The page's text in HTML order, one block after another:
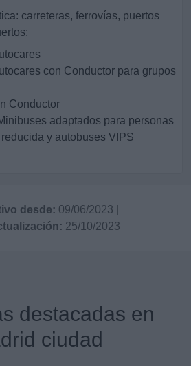
carreteras, ferrovías, puertos
con Conductor para grupos
Conductor
adaptados para personas
y autobuses VIPS
desde: 09/06/2023
25/10/2023
destacadas en
ciudad